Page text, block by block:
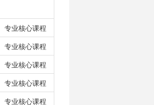
专业核心课程
专业核心课程
专业核心课程
专业核心课程
专业核心课程